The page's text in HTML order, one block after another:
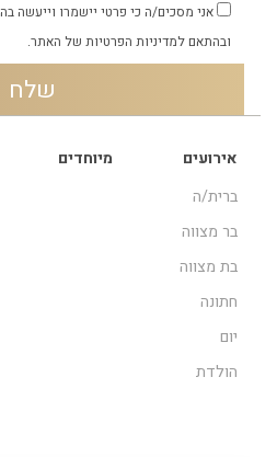
אני מסכים/ה כי פרטי יישמרו וייעשה
ובהתאם למדיניות הפרטיות של האתר.
אירועים
ברית/ה
בר מצווה
בת מצווה
חתונה
יום
הולדת
מיוחדים